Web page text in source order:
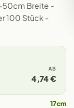
50cm Breite -
100 Stück -
AB
4,74 €
17cm